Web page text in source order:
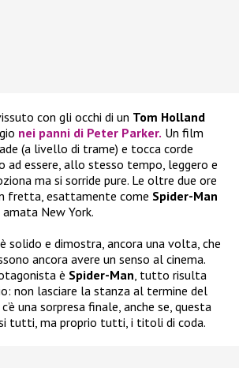
con gli occhi di un Tom Holland
nei panni di Peter Parker. Un film
(a livello di trame) e tocca corde
ad essere, allo stesso tempo, leggero e
ma si sorride pure. Le oltre due ore
fretta, esattamente come Spider-Man
New York.
solido e dimostra, ancora una volta, che
ancora avere un senso al cinema.
è Spider-Man, tutto risulta
non lasciare la stanza al termine del
una sorpresa finale, anche se, questa
tutti, ma proprio tutti, i titoli di coda.